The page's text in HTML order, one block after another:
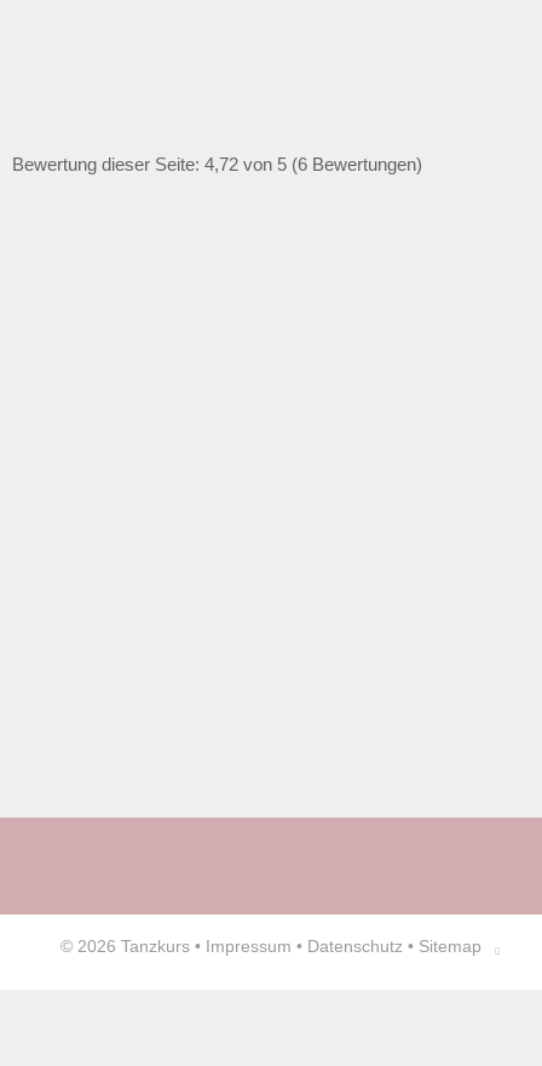
Bewertung dieser Seite: 4,72 von 5 (6 Bewertungen)
© 2026 Tanzkurs • Impressum • Datenschutz • Sitemap